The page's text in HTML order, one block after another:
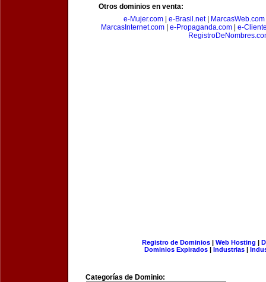
Otros dominios en venta:
e-Mujer.com| e-Brasil.net| MarcasWeb.com
MarcasInternet.com| e-Propaganda.com| e-
Registro de Dominios| Web Hosting |
Dominios Expirados | Industrias |
Categorías de Dominio: